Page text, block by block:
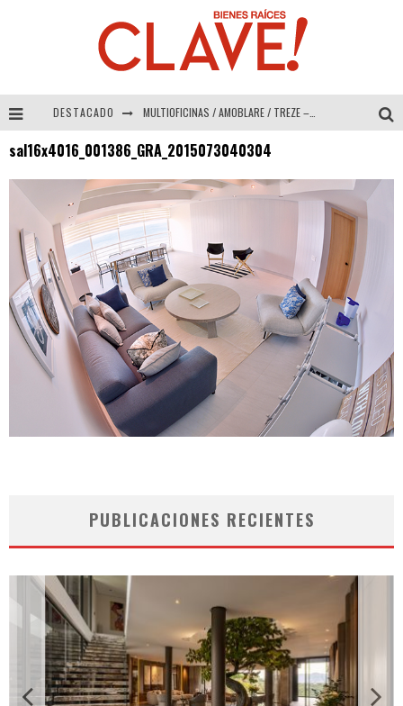
DESTACADO MULTIOFICINAS / AMOBLARE / TREZE – Especial Interiorismo & Decoración 2026
COLINEAL – Especial Interiorismo & Decoración 2026
sal16x4016_001386_GRA_2015073040304
PUBLICACIONES RECIENTES